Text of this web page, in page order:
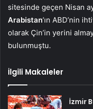
sitesinde geçen Nisan
Arabistan‘ın ABD’nin
olarak Çin’in yerini
bulunmuştu.
İlgili Makaleler
İzmir